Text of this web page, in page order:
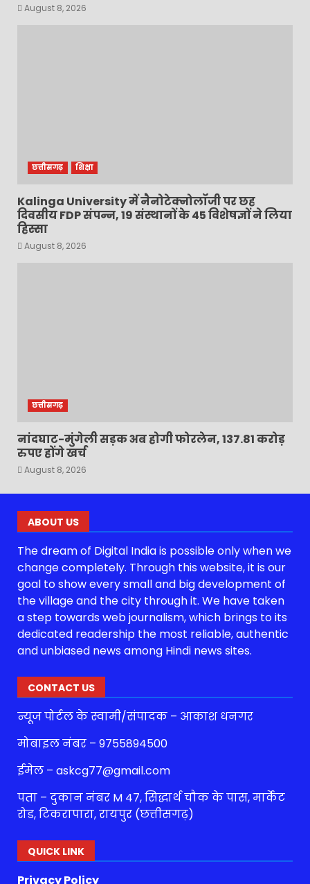
August 8, 2026
छत्तीसगढ़ शिक्षा
Kalinga University में नैनोटेक्नोलॉजी पर छह
दिवसीय FDP संपन्न, 19 संस्थानों के 45 विशेषज्ञों ने लिया
हिस्सा
August 8, 2026
छत्तीसगढ़
नांदघाट-मुंगेली सड़क अब होगी फोरलेन, 137.81 करोड़
रुपए होंगे खर्च
August 8, 2026
ABOUT US
The dream of Digital India is possible only when we
change completely. Through this website, it is our
goal to show every small and big development of
the village and the city through it. We have taken
a step towards web journalism, which brings to its
dedicated readership the most reliable, authentic
and unbiased news among Hindi news sites.
CONTACT US
न्यूज पोर्टल के स्वामी/संपादक – आकाश धनगर
मोबाइल नंबर – 9755894500
ईमेल – askcg77@gmail.com
पता – दुकान नंबर M 47, सिद्धार्थ चौक के पास, मार्केट
रोड, टिकरापारा, रायपुर (छत्तीसगढ़)
QUICK LINK
Privacy Policy